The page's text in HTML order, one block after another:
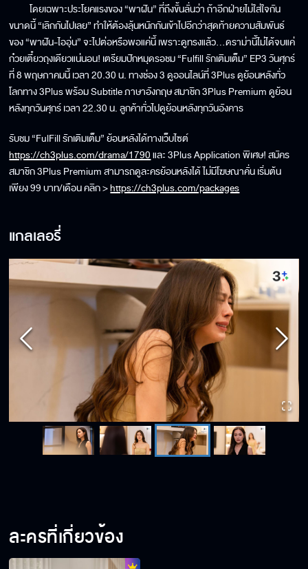
โดยเฉพาะประโยคแรงของ “พาฝัน” ที่ถึงขั้นลั่นว่า ถ้าอีกฝ่ายไม่ใส่ใจกัน
ขนาดนี้ “เลิกกันไปเลย” ทำให้ต้องลุ้นหนักกันเข้าไปอีกว่าสุดท้ายความสัมพันธ์
ของ “พาฝัน-ไออุ่น” จะไปต่อหรือพอแค่นี้ เพราะดูทรงแล้ว…ดราม่านี้ไม่ได้จบแค่
ก๋วยเตี๋ยวถุงเดียวแน่นอน! เตรียมปักหมุดรอชม “Fulfill รักเติมเต็ม” EP3 วันศุกร์
ที่ 8 พฤษภาคมนี้ เวลา 20.30 น. ทางช่อง 3 ดูออนไลน์ที่ 3Plus ดูย้อนหลังทั่ว
โลกทาง 3Plus พร้อม Subtitle ภาษาอังกฤษ สมาชิก 3Plus Premium ดูย้อน
หลังทุกวันศุกร์ เวลา 22.30 น. ลูกค้าทั่วไปดูย้อนหลังทุกวันอังคาร
รับชม “FulFill รักเติมเต็ม” ย้อนหลังได้ทางเว็บไซต์
https://ch3plus.com/drama/1790และ 3Plus Application พิเศษ! สมัคร
สมาชิก 3Plus Premium สามารถดูละครย้อนหลังได้ ไม่มีโฆษณาคั่น เริ่มต้น
เพียง 99 บาท/เดือน คลิก >https://ch3plus.com/packages
แกลเลอรี่
ละครที่เกี่ยวข้อง